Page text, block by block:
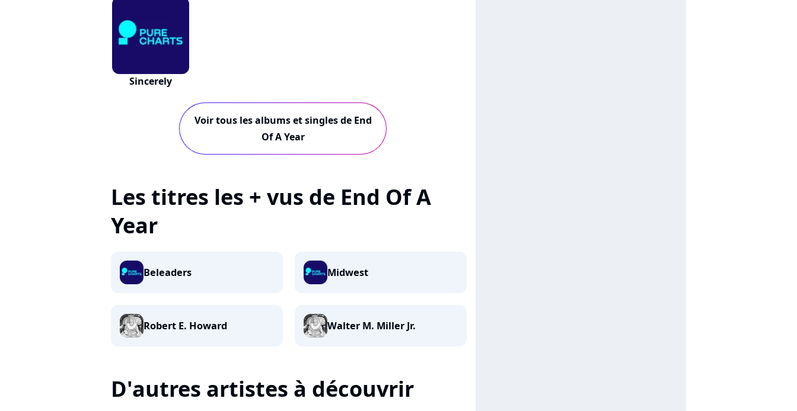
Sincerely
Voir tous les albums et singles de End
Of A Year
Les titres les + vus de End Of A
Year
Beleaders Midwest
Robert E. Howard Walter M. Miller Jr.
D'autres artistes à découvrir